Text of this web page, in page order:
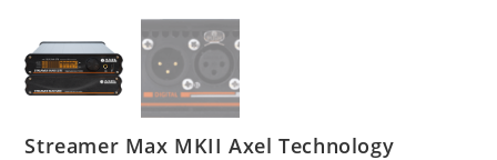
Streamer Max MKII Axel Technology